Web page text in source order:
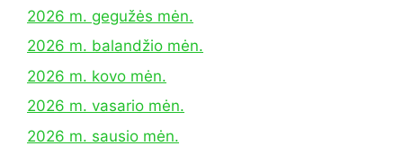
2026 m. gegužės mėn.
2026 m. balandžio mėn.
2026 m. kovo mėn.
2026 m. vasario mėn.
2026 m. sausio mėn.